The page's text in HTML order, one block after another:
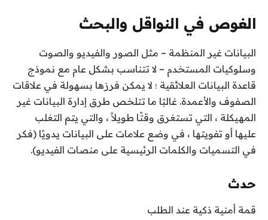
الغوص في النواقل والبحث
البيانات غير المنظمة – مثل الصور والفيديو والصوت
وسلوكيات المستخدم – لا تتناسب بشكل عام مع نموذج
قاعدة البيانات العلائقية ؛ لا يمكن فرزها بسهولة في علاقات
الصفوف والأعمدة. غالبًا ما تتلخص طرق إدارة البيانات غير
المهيكلة ، التي تستغرق وقتًا طويلاً ، والتي يتم التغلب
عليها أو تفويتها ، في وضع علامات على البيانات يدويًا (فكر
في التسميات والكلمات الرئيسية على منصات الفيديو).
حدث
قمة أمنية ذكية عند الطلب